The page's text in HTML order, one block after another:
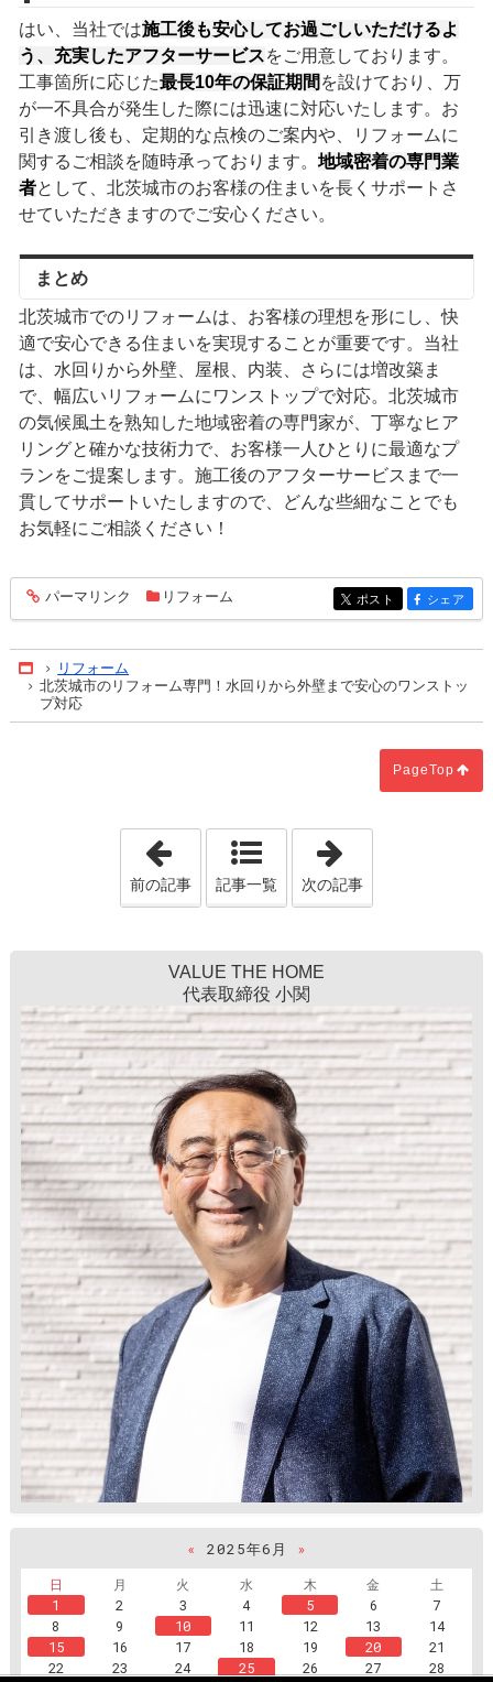
はい、当社では施工後も安心してお過ごしいただけるよ
う、充実したアフターサービスをご用意しております。
工事箇所に応じた最長10年の保証期間 を設けており、万
が一不具合が発生した際には迅速に対応いたします。お
引き渡し後も、定期的な点検のご案内や、リフォームに
関するご相談を随時承っております。 地域密着の専門業
者として、北茨城市のお客様の住まいを長くサポートさ
せていただきますのでご安心ください。
まとめ
北茨城市でのリフォームは、お客様の理想を形にし、快
適で安心できる住まいを実現することが重要です。当社
は、水回りから外壁、屋根、内装、さらには増改築ま
で、幅広いリフォームにワンストップで対応。北茨城市
の気候風土を熟知した地域密着の専門家が、丁寧なヒア
リングと確かな技術力で、お客様一人ひとりに最適なプ
ランをご提案します。施工後のアフターサービスまで一
貫してサポートいたしますので、どんな些細なことでも
お気軽にご相談ください！
entry172
パーマリンク リフォーム entry172
ポスト entry172
シェア
Homeリフォーム
北茨城市のリフォーム専門！水回りから外壁まで安心のワンストッ
プ対応
PageTop
「いわき市でZEH住宅を建てるなら必
前の記事 記事一覧 次の記事
VALUE THE HOME
代表取締役 小関
« 2025年6月
»
日
月 火 水 木 金
土
1
2 3 4 5 6
7
8
9 10 11 12 13
14
15
16 17 18 19 20
21
22
23 24 25 26 27
28